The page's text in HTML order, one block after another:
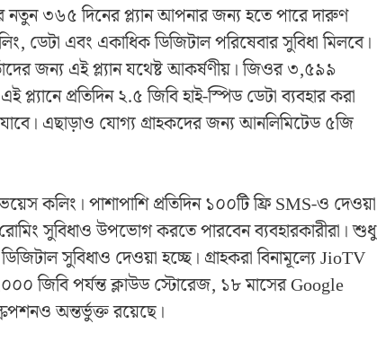
র নতুন ৩৬৫ দিনের প্ল্যান আপনার জন্য হতে পারে দারুণ
ডেটা এবং একাধিক ডিজিটাল পরিষেবার সুবিধা মিলবে।
জন্য এই প্ল্যান যথেষ্ট আকর্ষণীয়। জিওর ৩,৫৯৯
প্ল্যানে প্রতিদিন ২.৫ জিবি হাই-স্পিড ডেটা ব্যবহার করা
এছাড়াও যোগ্য গ্রাহকদের জন্য আনলিমিটেড ৫জি
কলিং। পাশাপাশি প্রতিদিন ১০০টি ফ্রি SMS-ও দেওয়া
সুবিধাও উপভোগ করতে পারবেন ব্যবহারকারীরা। শুধু
সুবিধাও দেওয়া হচ্ছে। গ্রাহকরা বিনামূল্যে JioTV
জিবি পর্যন্ত ক্লাউড স্টোরেজ, ১৮ মাসের Google
অন্তর্ভুক্ত রয়েছে।